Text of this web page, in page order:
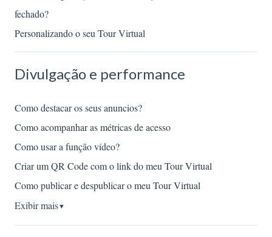
fechado?
Personalizando o seu Tour Virtual
Divulgação e performance
Como destacar os seus anuncios?
Como acompanhar as métricas de acesso
Como usar a função vídeo?
Criar um QR Code com o link do meu Tour Virtual
Como publicar e despublicar o meu Tour Virtual
Exibir mais▼